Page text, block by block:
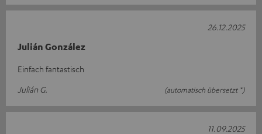
Julián González
Einfach fantastisch
Julián G.
(automatisch übersetzt *)
26.12.2025
11.09.2025